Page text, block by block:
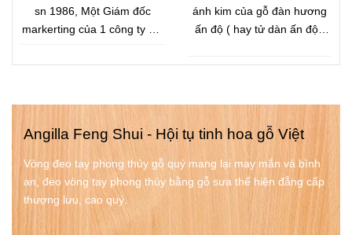
sn 1986, Một Giám đốc
markerting của 1 công ty nội
thể nói trước đây tôi là một
Thần Phật. Tôi cho rằng tất
cả mọi việc xảy ra đều do lẽ
tự nhiên và đều có thể
chứng minh bằng khoa học
hiện đại. Cuộc sống của tôi
từ nhỏ tới lớn đều là một
màu hồng và dường như
ánh kim của gỗ đàn hương
ấn độ ( hay tử dàn ấn độ )
tương hợp sở hữu tránh khỏi
thành công.
Angilla Feng Shui - Hội tụ tinh hoa gỗ Việt
Vòng đeo tay phong thủy gỗ quý mang lại may mắn và bình
an, đeo vòng tay phong thủy bằng gỗ sưa thể hiện đẳng cấp
thượng lưu, cao quý.